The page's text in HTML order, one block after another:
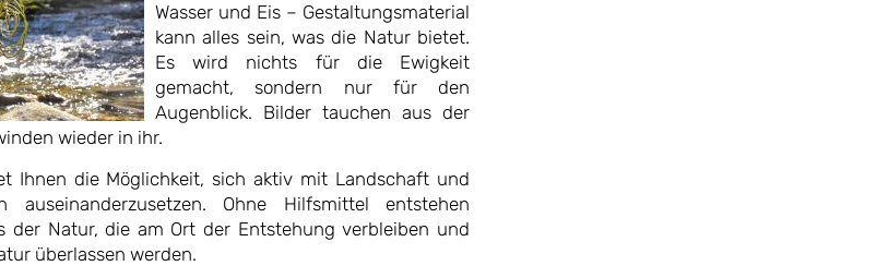
Wasser und Eis – Gestaltungsmaterial
kann alles sein, was die Natur bietet.
Es wird nichts für die Ewigkeit
gemacht, sondern nur für den
Augenblick. Bilder tauchen aus der
wieder in ihr.
Ihnen die Möglichkeit, sich aktiv mit Landschaft und
auseinanderzusetzen. Ohne Hilfsmittel entstehen
der Natur, die am Ort der Entstehung verbleiben und
überlassen werden.